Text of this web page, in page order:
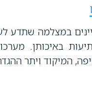
במצלמה שתדע
באיכותן.
המיקוד ויתר